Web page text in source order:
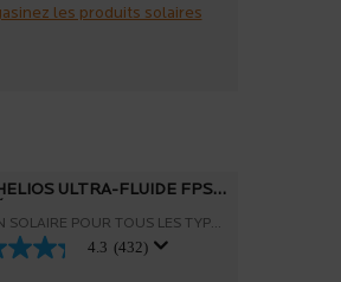
les produits solaires
ULTRA-FLUIDE FPS
SOLAIRE POUR TOUS LES TYPES
4.3 (432)